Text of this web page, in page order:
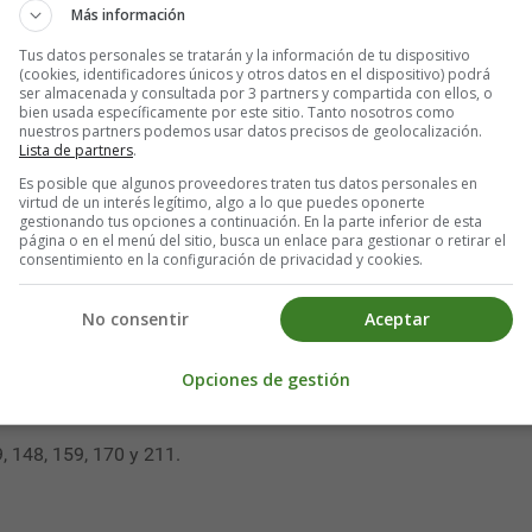
religious building. Its construction dates back to 1045
between 1245 and 1517, when the original Romanesque
The two towers of the main façade were added to the
and decoration, but also for the events it has hosted
all the coronation ceremonies of the English monarchs
the kings of England and illustrious personalities such as
+44 20 7222 5152
148, 159, 170 y 211.
Más información
Tus datos personales se tratarán y la información de tu dispositivo
(cookies, identificadores únicos y otros datos en el dispositivo) podrá
ser almacenada y consultada por 3 partners y compartida con ellos, o
bien usada específicamente por este sitio. Tanto nosotros como
nuestros partners podemos usar datos precisos de geolocalización.
Lista de partners.
Es posible que algunos proveedores traten tus datos personales en
virtud de un interés legítimo, algo a lo que puedes oponerte
gestionando tus opciones a continuación. En la parte inferior de esta
página o en el menú del sitio, busca un enlace para gestionar o retirar el
consentimiento en la configuración de privacidad y cookies.
Aceptar
No consentir
Opciones de gestión